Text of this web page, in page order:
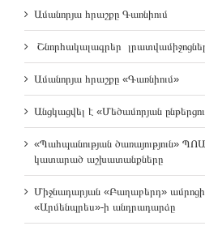
Ամանորյա հրաշքը Գառնիում
Շնորհակալագրեր
Ամանորյա հրաշքը «Գառնիում»
Անցկացվել է «Մեծամորյան
«Պահպանության ծառայություն»
կատարած աշխատանքները
Միջնադարյան «Բաղաբերդ» ամրոցի
«Արմենպրես»-ի անդրադարձը